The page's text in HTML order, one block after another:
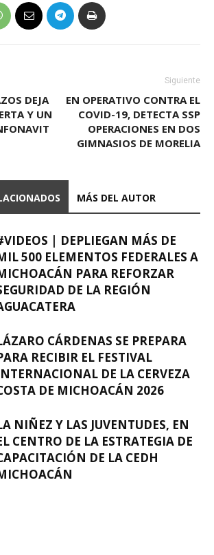
DEJA
Y UN
Siguiente
EN OPERATIVO CONTRA EL
COVID-19, DETECTA SSP
OPERACIONES EN DOS
GIMNASIOS DE MORELIA
MÁS DEL AUTOR
| DEPLIEGAN MÁS DE
500 ELEMENTOS FEDERALES A
PARA REFORZAR
DE LA REGIÓN
CÁRDENAS SE PREPARA
RECIBIR EL FESTIVAL
DE LA CERVEZA
DE MICHOACÁN 2026
NIÑEZ Y LAS JUVENTUDES, EN
CENTRO DE LA ESTRATEGIA DE
DE LA CEDH